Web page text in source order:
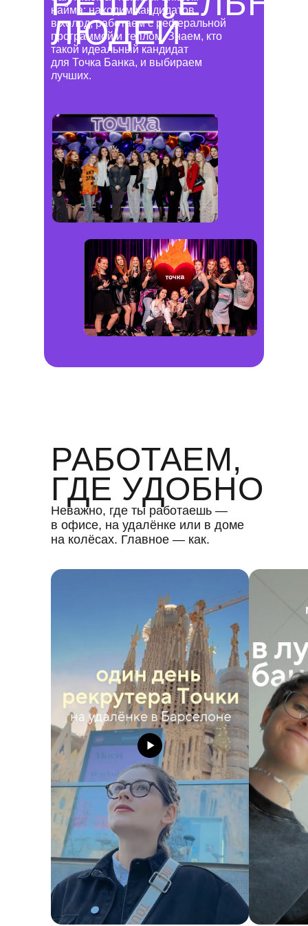
ЛЮДЕЙ
найма: находим кандидатов
в холод, работаем с реферальной
программой и теплом. Знаем, кто
такой идеальный кандидат
для Точка Банка, и выбираем
лучших.
РАБОТАЕМ,
ГДЕ УДОБНО
Неважно, где ты работаешь —
в офисе, на удалёнке или в доме
на колёсах. Главное — как.